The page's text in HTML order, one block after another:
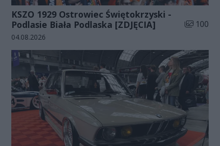
KSZO 1929 Ostrowiec Świętokrzyski -
Podlasie Biała Podlaska [ZDJĘCIA]
Liczba
100
Data dodania galerii:
04.08.2026